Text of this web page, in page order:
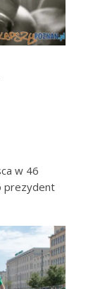
w 46
prezydent